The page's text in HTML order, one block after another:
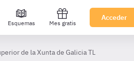
Esquemas Mes gratis
Acceder
de la Xunta de Galicia TL